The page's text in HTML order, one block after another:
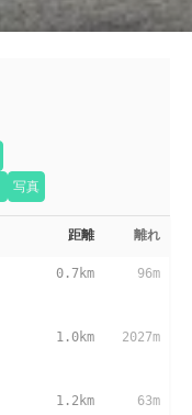
写真
距離 離れ
0.7km 96m
1.0km 2027m
1.2km 63m